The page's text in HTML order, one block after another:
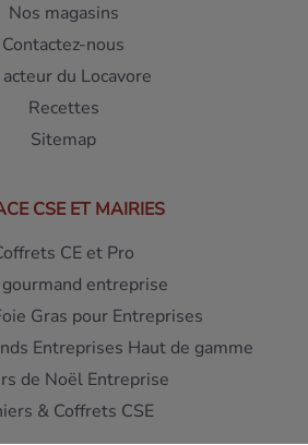
Nos magasins
Contactez-nous
du Locavore
Recettes
Sitemap
CSE ET MAIRIES
CE et Pro
entreprise
Gras pour Entreprises
Entreprises Haut de gamme
de Noël Entreprise
& Coffrets CSE